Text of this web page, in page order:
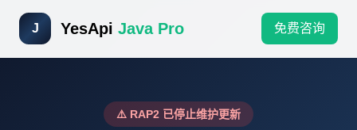
J YesApi Java Pro 免费咨询
⚠️ RAP2 已停止维护更新